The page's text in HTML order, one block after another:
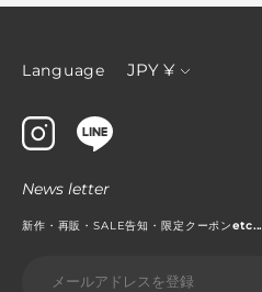
Language
通
JPY ¥
News letter
新作・再販・SALE告知・限定クーポンetc...